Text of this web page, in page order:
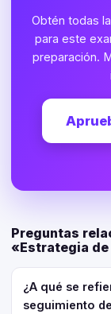
Obtén todas
para este
preparación.
Preguntas
«Estrategia
¿A qué se
seguimiento